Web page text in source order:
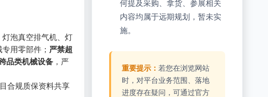
泡真空排气机、灯
用零部件； 严禁超
品类机械设备 ，严
合规质保资料共享
何提及采购、拿货、参展相关
内容均属于远期规划，暂未实
施。
重要提示： 若您在浏览网站
时，对平台业务范围、落地
进度存在疑问，可通过官方